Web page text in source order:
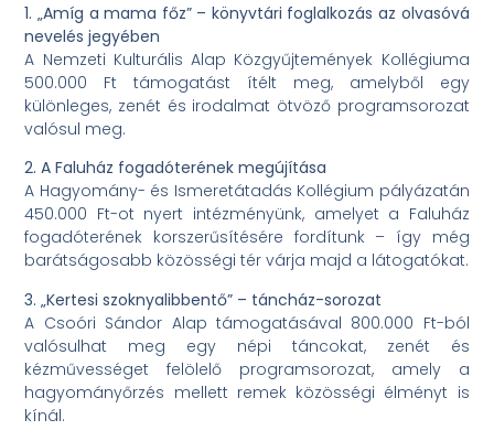
1. „Amíg a mama főz” – könyvtári foglalkozás az olvasóvá
nevelés jegyében
A Nemzeti Kulturális Alap Közgyűjtemények Kollégiuma
500.000 Ft támogatást ítélt meg, amelyből egy
különleges, zenét és irodalmat ötvöző programsorozat
valósul meg.
2. A Faluház fogadóterének megújítása
A Hagyomány- és Ismeretátadás Kollégium pályázatán
450.000 Ft-ot nyert intézményünk, amelyet a Faluház
fogadóterének korszerűsítésére fordítunk – így még
barátságosabb közösségi tér várja majd a látogatókat.
3. „Kertesi szoknyalibbentő” – táncház-sorozat
A Csoóri Sándor Alap támogatásával 800.000 Ft-ból
valósulhat meg egy népi táncokat, zenét és
kézművességet felölelő programsorozat, amely a
hagyományőrzés mellett remek közösségi élményt is
kínál.